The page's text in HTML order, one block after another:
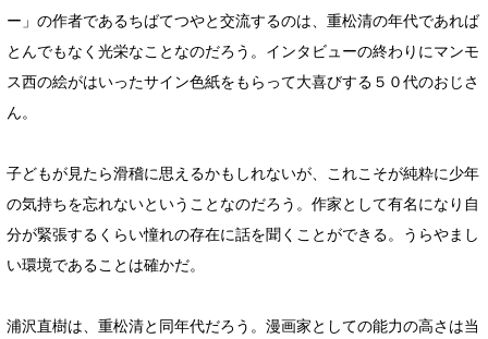
ー」の作者であるちばてつやと交流するのは、重松清の年代であれば
とんでもなく光栄なことなのだろう。インタビューの終わりにマンモ
ス西の絵がはいったサイン色紙をもらって大喜びする５０代のおじさ
ん。
子どもが見たら滑稽に思えるかもしれないが、これこそが純粋に少年
の気持ちを忘れないということなのだろう。作家として有名になり自
分が緊張するくらい憧れの存在に話を聞くことができる。うらやまし
い環境であることは確かだ。
浦沢直樹は、重松清と同年代だろう。漫画家としての能力の高さは当